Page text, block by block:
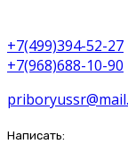
+7(499)394-52-27
+7(968)688-10-90
Написать: